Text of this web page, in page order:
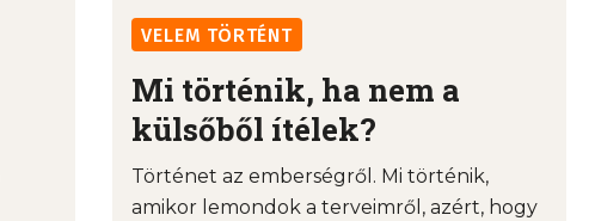
VELEM TÖRTÉNT
Mi történik, ha nem a
külsőből ítélek?
Történet az emberségről. Mi történik,
amikor lemondok a terveimről, azért, hogy